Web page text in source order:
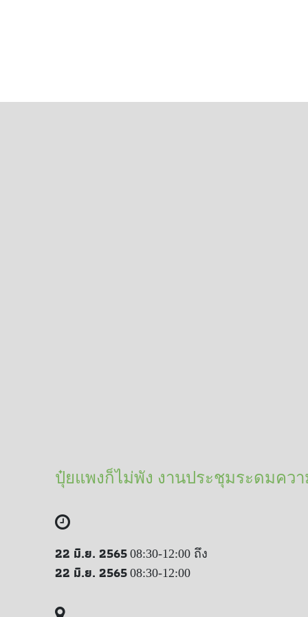
ปุ๋ยแพงก็ไม่พัง งานประชุมระดมควา
22 มิ.ย. 2565 08:30-12:00 ถึง
22 มิ.ย. 2565 08:30-12:00